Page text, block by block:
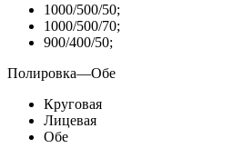
1000/500/50;
1000/500/70;
900/400/50;
Полировка—Обе
Круговая
Лицевая
Обе